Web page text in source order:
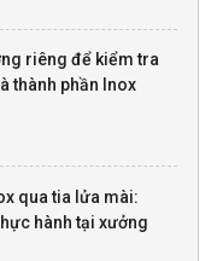
riêng để kiểm tra
thành phần Inox
qua tia lửa mài:
hành tại xưởng